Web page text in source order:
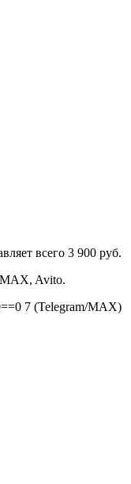
всего 3 900 руб.
Avito.
7 (Telegram/MAX)